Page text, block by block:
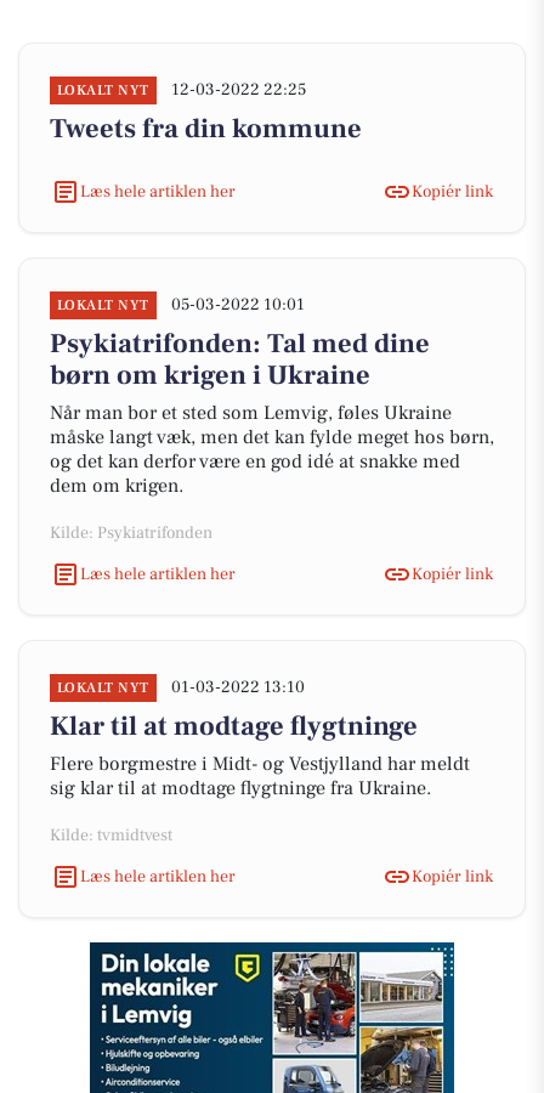
LOKALT NYT 12-03-2022 22:25
Tweets fra din kommune
Læs hele artiklen her Kopiér link
LOKALT NYT 05-03-2022 10:01
Psykiatrifonden: Tal med dine
børn om krigen i Ukraine
Når man bor et sted som Lemvig, føles Ukraine
måske langt væk, men det kan fylde meget hos børn,
og det kan derfor være en god idé at snakke med
dem om krigen.
Kilde: Psykiatrifonden
Læs hele artiklen her
Kopiér link
LOKALT NYT 01-03-2022 13:10
Klar til at modtage flygtninge
Flere borgmestre i Midt- og Vestjylland har meldt
sig klar til at modtage flygtninge fra Ukraine.
Kilde: tvmidtvest
Læs hele artiklen her
Kopiér link